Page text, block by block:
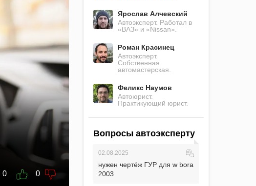
0 0
Ярослав Алчевский
Автоэксперт. Работал в
«ВАЗ» и «Nissan».
Роман Красинец
Автоэксперт.
Собственная
автомастерская.
Феликс Наумов
Автоюрист.
Практикующий юрист.
Вопросы автоэксперту
02.08.2025
нужен чертёж ГУР для w bora
2003